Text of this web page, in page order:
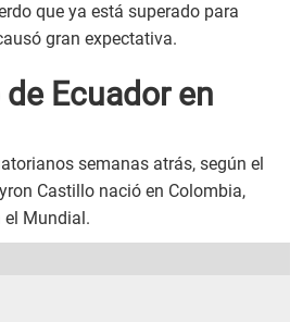
que ya está superado para
gran expectativa.
Ecuador en
semanas atrás, según el
Castillo nació en Colombia,
el Mundial.